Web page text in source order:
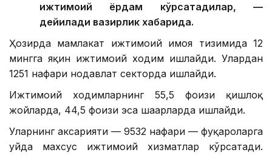
ижтимоий ёрдам кўрсатадилар, —
дейилади вазирлик хабарида.
Ҳозирда мамлакат ижтимоий ҳимоя тизимида 12
мингга яқин ижтимоий ходим ишлайди. Улардан
1251 нафари нодавлат секторда ишлайди.
Ижтимоий ходимларнинг 55,5 фоизи қишлоқ
жойларда, 44,5 фоизи эса шаҳарларда ишлайди.
Уларнинг аксарияти — 9532 нафари — фуқароларга
уйда махсус ижтимоий хизматлар кўрсатади.